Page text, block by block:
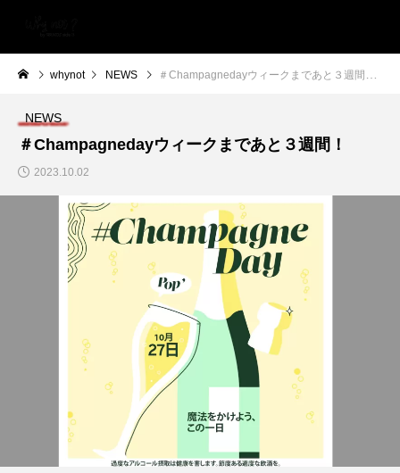
whynot NEWS ＃Champagnedayウィークまであと３週間！
NEWS
＃Champagnedayウィークまであと３週間！
2023.10.02